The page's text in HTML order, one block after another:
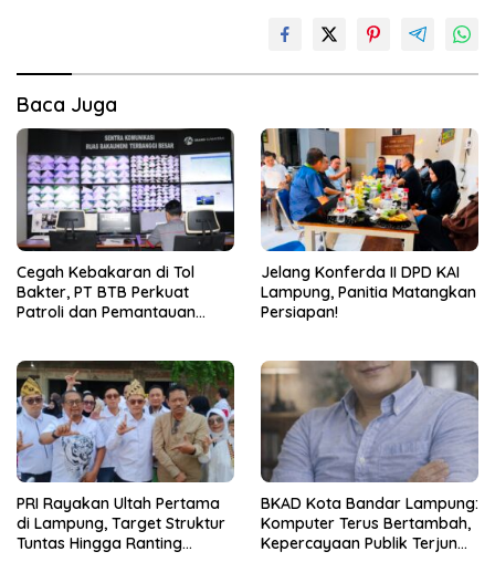
Baca Juga
Cegah Kebakaran di Tol
Bakter, PT BTB Perkuat
Patroli dan Pemantauan
Jelang Konferda II DPD KAI
Lampung, Panitia Matangkan
Persiapan!
PRI Rayakan Ultah Pertama
di Lampung, Target Struktur
Tuntas Hingga Ranting
BKAD Kota Bandar Lampung:
Komputer Terus Bertambah,
Kepercayaan Publik Terjun